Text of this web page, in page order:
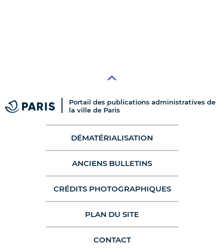
Portail des publications administratives de
la ville de Paris
DÉMATÉRIALISATION
ANCIENS BULLETINS
CRÉDITS PHOTOGRAPHIQUES
PLAN DU SITE
CONTACT